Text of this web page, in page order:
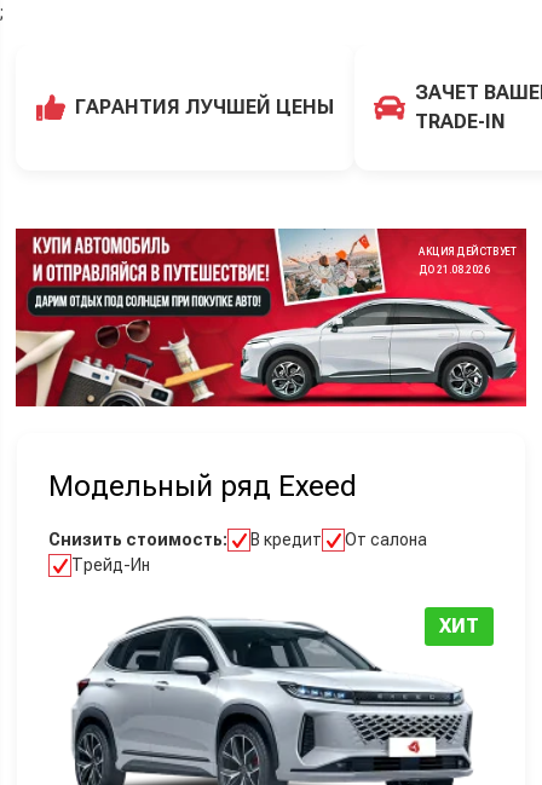
;
ГАРАНТИЯ ЛУЧШЕЙ ЦЕНЫ
ЗАЧЕТ
TRADE-IN
АКЦИЯ ДЕЙСТВУЕТ
ДО 21.08.2026
Модельный ряд Exeed
Снизить стоимость: В кредит
От салона
Трейд-Ин
ХИТ